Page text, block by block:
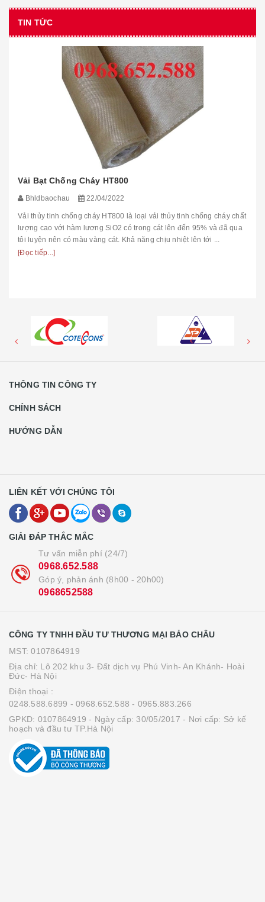
TIN TỨC
Vải Bạt Chống Cháy HT800
Bhldbaochau 22/04/2022
Vải thủy tinh chống cháy HT800 là loại vải thủy tinh chống cháy chất
lượng cao với hàm lương SiO2 có trong cát lên đến 95% và đã qua
tôi luyện nên có màu vàng cát. Khả năng chịu nhiệt lên tới ...
[Đọc tiếp...]
THÔNG TIN CÔNG TY
CHÍNH SÁCH
HƯỚNG DẪN
LIÊN KẾT VỚI CHÚNG TÔI
GIẢI ĐÁP THẮC MẮC
Tư vấn miễn phí (24/7)
0968.652.588
Góp ý, phản ánh (8h00 - 20h00)
0968652588
CÔNG TY TNHH ĐẦU TƯ THƯƠNG MẠI BẢO CHÂU
MST: 0107864919
Địa chỉ: Lô 202 khu 3- Đất dịch vụ Phú Vinh- An Khánh- Hoài
Đức- Hà Nội
Điện thoại :
0248.588.6899 - 0968.652.588 - 0965.883.266
GPKD: 0107864919 - Ngày cấp: 30/05/2017 - Nơi cấp: Sở kế
hoạch và đầu tư TP.Hà Nội